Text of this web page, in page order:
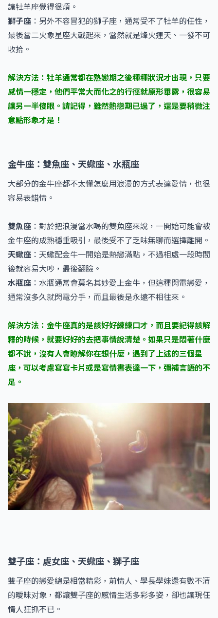
讓牡羊座覺得很煩。
獅子座 ：另外不容冒犯的獅子座，通常受不了牡羊的任性，
最後當二火象星座大戰起來，當然就是烽火連天、一發不可
收拾。
解決方法：牡羊通常都在熱戀期之後種種狀況才出現，只要
感情一穩定，他們平常大而化之的行徑就原形畢露，很容易
讓另一半傻眼。請記得，雖然熱戀期已過了，還是要稍微注
意點形象才是！
金牛座：雙魚座、天蠍座、水瓶座
大部分的金牛座都不太懂怎麼用浪漫的方式表達愛情，也很
容易表錯情。
雙魚座 ：對於把浪漫當水喝的雙魚座來說，一開始可能會被
金牛座的成熟穩重吸引，最後受不了乏味無聊而選擇離開。
天蠍座 ：天蠍配金牛一開始是熱戀滿點，不過相處一段時間
後就容易大吵，最後翻臉。
​水瓶座 ：水瓶通常會莫名其妙愛上金牛，但這種閃電戀愛，
通常沒多久就閃電分手，而且最後是永遠不相往來。
解決方法：金牛座真的是該好好練練口才，而且要記得該解
釋的時候，就要好好的去把事情說清楚。如果只是悶著什麼
都不說，沒有人會瞭解你在想什麼，遇到了上述的三個星
座，可以考慮寫寫卡片或是寫情書表達一下，彌補言語的不
足。
雙子座：處女座、天蠍座、獅子座
雙子座的戀愛總是相當精彩，前情人、學長學妹還有數不清
的曖昧对象，都讓雙子座的感情生活多彩多姿，卻也讓現任
情人狂抓不已。